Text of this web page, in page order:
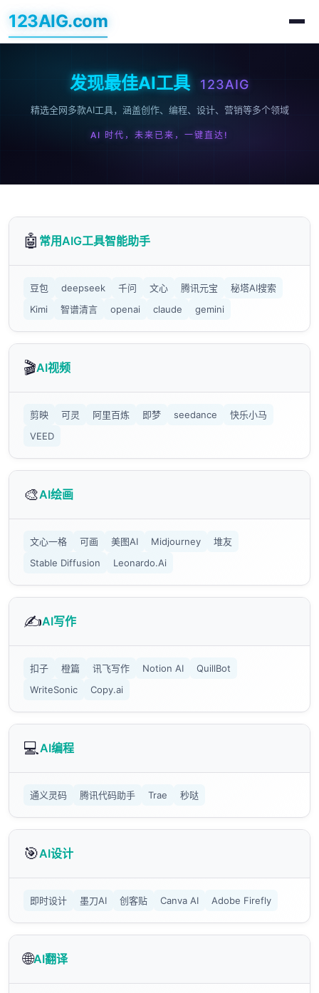
123AIG.com
发现最佳AI工具 123AIG
精选全网多款AI工具，涵盖创作、编程、设计、营销等多个领域
AI 时代，未来已来，一键直达!
🤖 常用AIG工具智能助手
豆包 deepseek 千问 文心 腾讯元宝
秘塔AI搜索
Kimi
智谱清言 openai claude gemini
🎬AI视频
剪映 可灵 阿里百炼 即梦 seedance
快乐小马
VEED
🎨AI绘画
文心一格 可画 美图AI Midjourney
堆友
Stable Diffusion
Leonardo.Ai
✍️AI写作
扣子 橙篇 讯飞写作 Notion AI
QuillBot
WriteSonic
Copy.ai
💻AI编程
通义灵码 腾讯代码助手 Trae 秒哒
🎯AI设计
即时设计 墨刀AI 创客贴 Canva AI Adobe Firefly
🌐AI翻译